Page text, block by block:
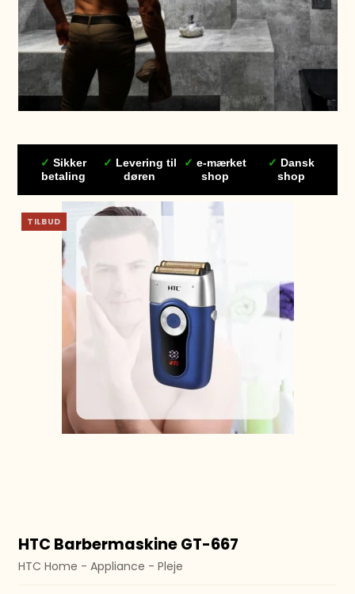
✓ Sikker
betaling
✓ Levering til
døren
✓ e-mærket
shop
✓ Dansk
shop
TILBUD
HTC Barbermaskine GT-667
HTC Home - Appliance - Pleje